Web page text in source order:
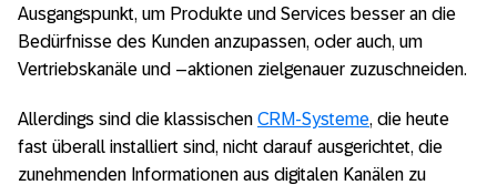
Ausgangspunkt, um Produkte und Services besser an die
Bedürfnisse des Kunden anzupassen, oder auch, um
Vertriebskanäle und –aktionen zielgenauer zuzuschneiden.
Allerdings sind die klassischen CRM-Systeme, die heute
fast überall installiert sind, nicht darauf ausgerichtet, die
zunehmenden Informationen aus digitalen Kanälen zu